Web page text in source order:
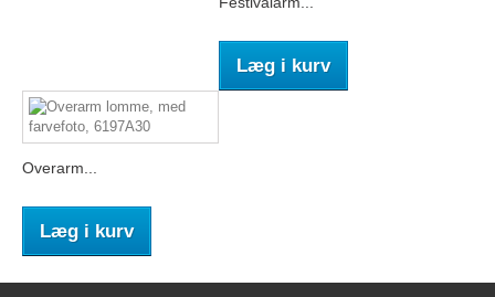
Læg i kurv
Overarm...
Læg i kurv